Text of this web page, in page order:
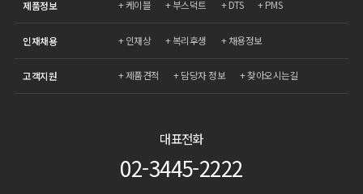
제품정보 케이블 부스덕트 DTS PMS
인재채용 인재상 복리후생 채용정보
고객지원 제품견적 담당자 정보 찾아오시는길
대표전화
02-3445-2222